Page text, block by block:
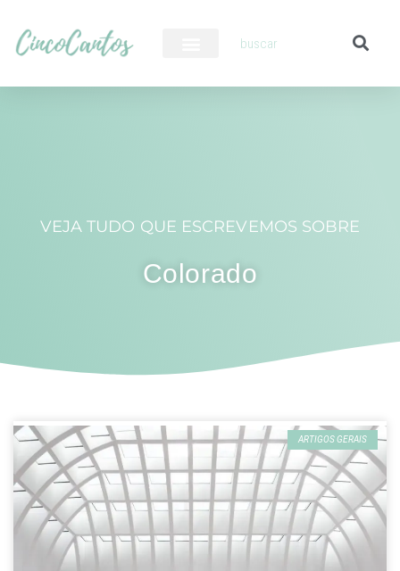
VEJA TUDO QUE ESCREVEMOS SOBRE
Colorado
ARTIGOS GERAIS